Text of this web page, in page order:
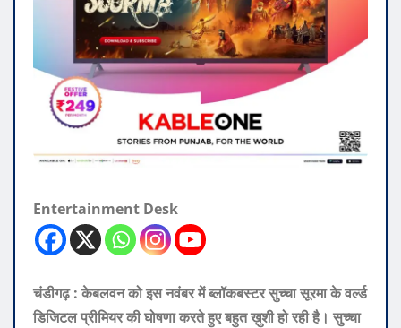
Entertainment Desk
चंडीगढ़ : केबलवन को इस नवंबर में ब्लॉकबस्टर सुच्चा सूरमा के वर्ल्ड
डिजिटल प्रीमियर की घोषणा करते हुए बहुत ख़ुशी हो रही है। सुच्चा